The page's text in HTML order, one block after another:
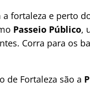
fortaleza e perto
Passeio Público,
Corra para os
de Fortaleza são a